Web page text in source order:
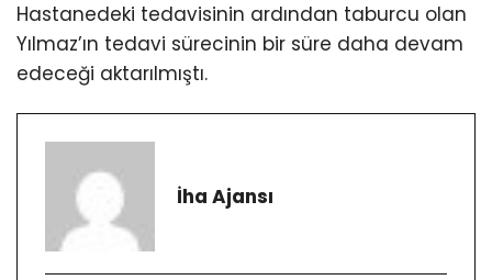
Hastanedeki tedavisinin ardından taburcu olan
Yılmaz’ın tedavi sürecinin bir süre daha devam
edeceği aktarılmıştı.
İha Ajansı